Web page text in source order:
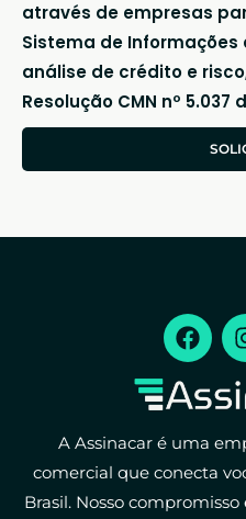
através de empresas
Sistema de
análise de crédito e
Resolução CMN nº 5.037
A Assinacar é uma
comercial que conecta
Brasil. Nosso